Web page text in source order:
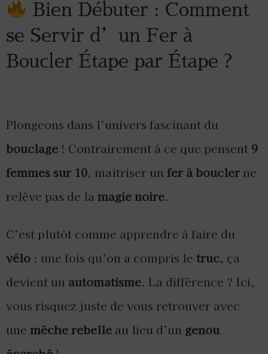
Bien Débuter : Comment
se Servir d’un Fer à
Boucler Étape par Étape ?
Plongeons dans l’univers fascinant du
bouclage ! Contrairement à ce que pensent 9
femmes sur 10, maîtriser un fer à boucler ne
relève pas de la magie noire.
C’est plutôt comme apprendre à faire du
vélo : une fois qu’on a compris le truc, ça
devient un automatisme. La différence ? Ici,
vous risquez juste de vous retrouver avec
une mèche rebelle au lieu d’un genou